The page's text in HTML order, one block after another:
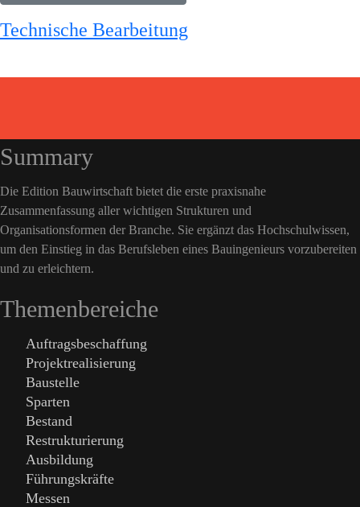
Technische Bearbeitung
Summary
Die Edition Bauwirtschaft bietet die erste praxisnahe
Zusammenfassung aller wichtigen Strukturen und
Organisationsformen der Branche. Sie ergänzt das Hochschulwissen,
um den Einstieg in das Berufsleben eines Bauingenieurs vorzubereiten
und zu erleichtern.
Themenbereiche
Auftragsbeschaffung
Projektrealisierung
Baustelle
Sparten
Bestand
Restrukturierung
Ausbildung
Führungskräfte
Messen